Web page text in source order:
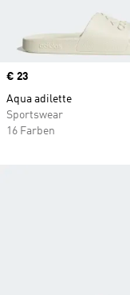
Price
€ 23
Aqua adilette
Sportswear
16 Farben